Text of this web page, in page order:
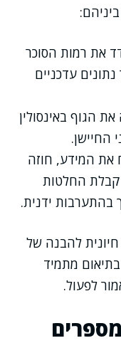
את רמות הסוכר
עדכניים
את הגוף באינסולין
החיישן.
את המידע, חוזה
קבלת החלטות
בהתערבות ידנית.
להבנה של
מתמיד
לפעול.